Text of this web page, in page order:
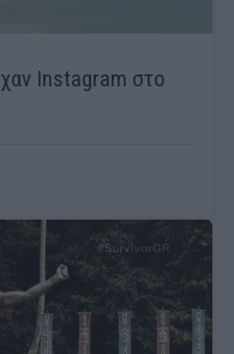
Instagram στο